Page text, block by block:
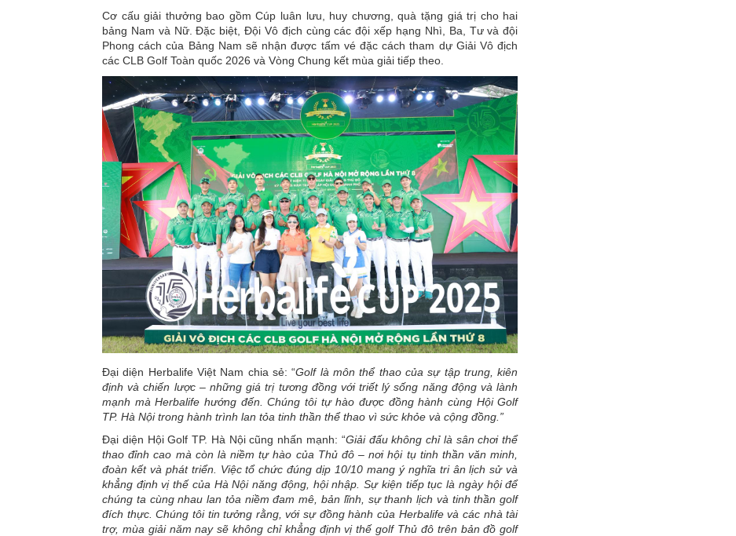
Cơ cấu giải thưởng bao gồm Cúp luân lưu, huy chương, quà tặng giá trị cho hai
bảng Nam và Nữ. Đặc biệt, Đội Vô địch cùng các đội xếp hạng Nhì, Ba, Tư và đội
Phong cách của Bảng Nam sẽ nhận được tấm vé đặc cách tham dự Giải Vô địch
các CLB Golf Toàn quốc 2026 và Vòng Chung kết mùa giải tiếp theo.
Đại diện Herbalife Việt Nam chia sẻ: “Golf là môn thể thao của sự tập trung, kiên
định và chiến lược – những giá trị tương đồng với triết lý sống năng động và lành
mạnh mà Herbalife hướng đến. Chúng tôi tự hào được đồng hành cùng Hội Golf
TP. Hà Nội trong hành trình lan tỏa tinh thần thể thao vì sức khỏe và cộng đồng.”
Đại diện Hội Golf TP. Hà Nội cũng nhấn mạnh: “Giải đấu không chỉ là sân chơi thể
thao đỉnh cao mà còn là niềm tự hào của Thủ đô – nơi hội tụ tinh thần văn minh,
đoàn kết và phát triển. Việc tổ chức đúng dịp 10/10 mang ý nghĩa tri ân lịch sử và
khẳng định vị thế của Hà Nội năng động, hội nhập. Sự kiện tiếp tục là ngày hội để
chúng ta cùng nhau lan tỏa niềm đam mê, bản lĩnh, sự thanh lịch và tinh thần golf
đích thực. Chúng tôi tin tưởng rằng, với sự đồng hành của Herbalife và các nhà tài
trợ, mùa giải năm nay sẽ không chỉ khẳng định vị thế golf Thủ đô trên bản đồ golf